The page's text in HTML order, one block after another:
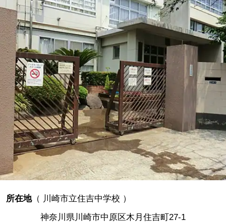
所在地（ 川崎市立住吉中学校 ）
神奈川県川崎市中原区木月住吉町27-1